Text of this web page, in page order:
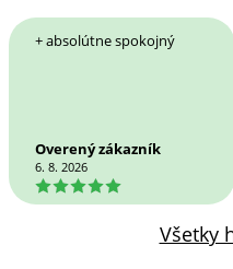
+ absolútne spokojný
Overený zákazník
6. 8. 2026
5
Všetky